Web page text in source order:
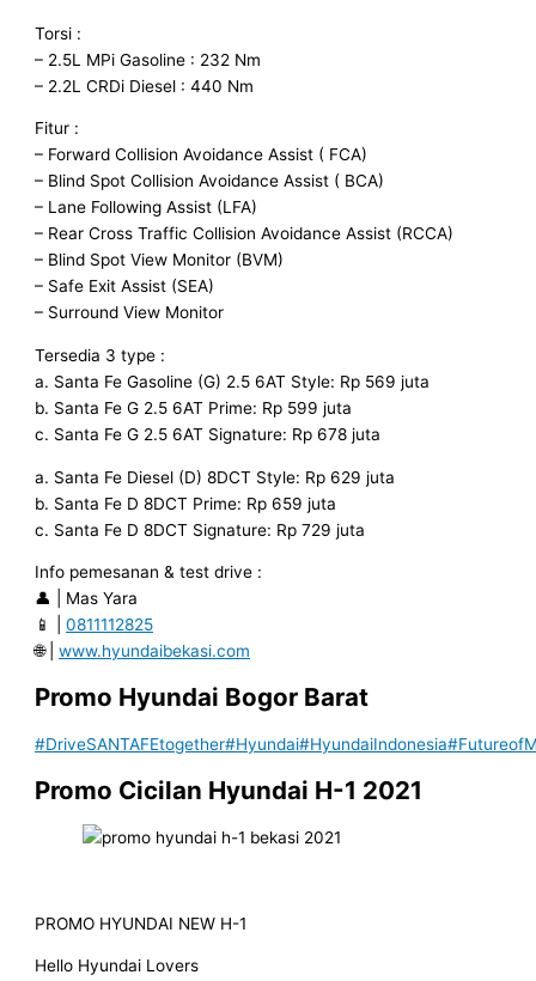
Torsi :
– 2.5L MPi Gasoline : 232 Nm
– 2.2L CRDi Diesel : 440 Nm
Fitur :
– Forward Collision Avoidance Assist ( FCA)
– Blind Spot Collision Avoidance Assist ( BCA)
– Lane Following Assist (LFA)
– Rear Cross Traffic Collision Avoidance Assist (RCCA)
– Blind Spot View Monitor (BVM)
– Safe Exit Assist (SEA)
– Surround View Monitor
Tersedia 3 type :
a. Santa Fe Gasoline (G) 2.5 6AT Style: Rp 569 juta
b. Santa Fe G 2.5 6AT Prime: Rp 599 juta
c. Santa Fe G 2.5 6AT Signature: Rp 678 juta
a. Santa Fe Diesel (D) 8DCT Style: Rp 629 juta
b. Santa Fe D 8DCT Prime: Rp 659 juta
c. Santa Fe D 8DCT Signature: Rp 729 juta
Info pemesanan & test drive :
👤 | Mas Yara
📱 |0811112825
🌐 |www.hyundaibekasi.com
Promo Hyundai Bogor Barat
#DriveSANTAFEtogether#Hyundai#HyundaiIndonesia
Promo Cicilan Hyundai H-1 2021
PROMO HYUNDAI NEW H-1
Hello Hyundai Lovers